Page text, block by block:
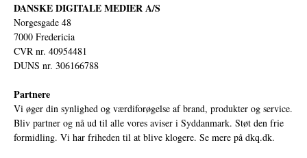
DANSKE DIGITALE MEDIER A/S
Norgesgade 48
7000 Fredericia
CVR nr. 40954481
DUNS nr. 306166788
Partnere
Vi øger din synlighed og værdiforøgelse af brand, produkter og service.
Bliv partner og nå ud til alle vores aviser i Syddanmark. Støt den frie
formidling. Vi har friheden til at blive klogere. Se mere på dkq.dk.